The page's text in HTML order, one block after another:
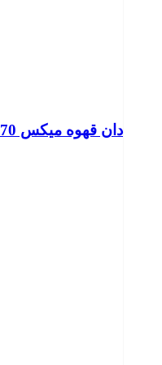
دان قهوه میکس 70 درصد عربیکا 500 گرمی